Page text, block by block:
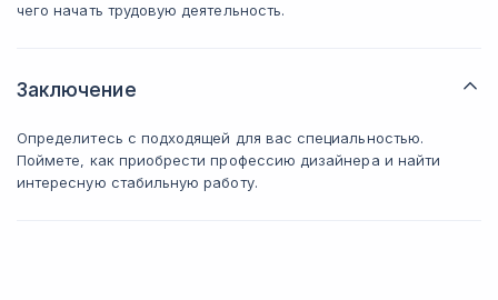
чего начать трудовую деятельность.
Заключение
Определитесь с подходящей для вас специальностью.
Поймете, как приобрести профессию дизайнера и найти
интересную стабильную работу.